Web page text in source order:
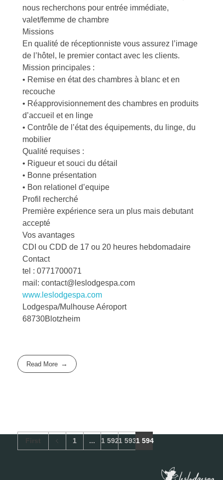
nous recherchons pour entrée immédiate,
valet/femme de chambre
Missions
En qualité de réceptionniste vous assurez l’image
de l’hôtel, le premier contact avec les clients.
Mission principales :
• Remise en état des chambres à blanc et en
recouche
• Réapprovisionnement des chambres en produits
d’accueil et en linge
• Contrôle de l’état des équipements, du linge, du
mobilier
Qualité requises :
• Rigueur et souci du détail
• Bonne présentation
• Bon relationel d’equipe
Profil recherché
Première expérience sera un plus mais debutant
accepté
Vos avantages
CDI ou CDD de 17 ou 20 heures hebdomadaire
Contact
tel : 0771700071
mail: contact@leslodgespa.com
www.leslodgespa.com
Lodgespa/Mulhouse Aéroport
68730Blotzheim
Read More
First 1 ... 1 5921 5931 594